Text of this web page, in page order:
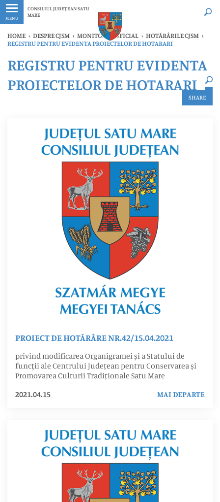
MENU
CONSILIUL JUDEȚEAN SATU
MARE
Ultimele
HOME › DESPRE CJSM › MONITORUL OFICIAL › HOTĂRÂRILE CJSM ›
REGISTRU PENTRU EVIDENTA PROIECTELOR DE HOTARARI
Ultimele Oricând
REGISTRU PENTRU EVIDENTA
PROIECTELOR DE HOTARARI
SHARE
PROIECT DE HOTĂRÂRE NR.42/15.04.2021
privind modificarea Organigramei și a Statului de
funcţii ale Centrului Județean pentru Conservarea și
Promovarea Culturii Tradiționale Satu Mare
2021.04.15
MAI DEPARTE